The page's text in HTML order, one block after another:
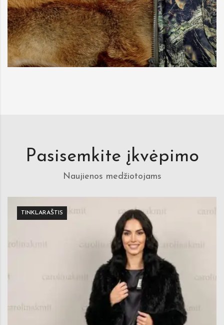
Pasisemkite įkvėpimo
Naujienos medžiotojams
TINKLARAŠTIS